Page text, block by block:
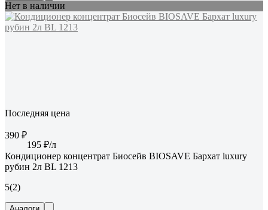
Нет в наличии
Последняя цена
390 ₽
195 ₽/л
Кондиционер концентрат Биосейв BIOSAVE Бархат luxury
рубин 2л BL 1213
5(2)